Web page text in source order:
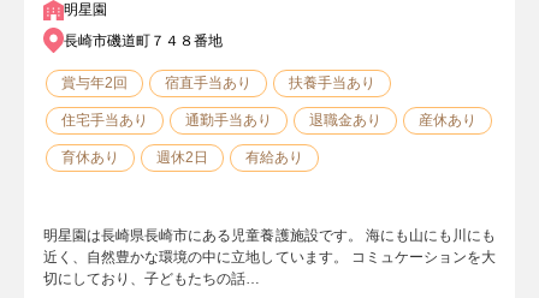
明星園
長崎市磯道町７４８番地
賞与年2回 宿直手当あり 扶養手当あり
住宅手当あり 通勤手当あり 退職金あり 産休あり
育休あり 週休2日 有給あり
明星園は長崎県長崎市にある児童養護施設です。 海にも山にも川にも
近く、自然豊かな環境の中に立地しています。 コミュケーションを大
切にしており、子どもたちの話…